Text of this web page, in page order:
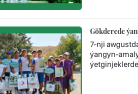
Gökderede
7-nji
ýangyn-